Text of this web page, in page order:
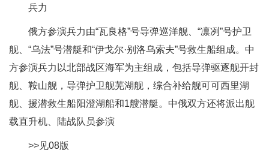
兵力
俄方参演兵力由“瓦良格”号导弹巡洋舰、“凛冽”号护卫
舰、“乌法”号潜艇和“伊戈尔·别洛乌索夫”号救生船组成。中
方参演兵力以北部战区海军为主组成，包括导弹驱逐舰开封
舰、鞍山舰，导弹护卫舰芜湖舰，综合补给舰可可西里湖
舰、援潜救生船阳澄湖船和1艘潜艇。中俄双方还将派出舰
载直升机、陆战队员参演
>>见08版